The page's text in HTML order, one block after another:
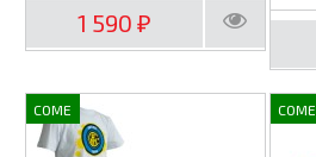
1 590 ₽
COME COME